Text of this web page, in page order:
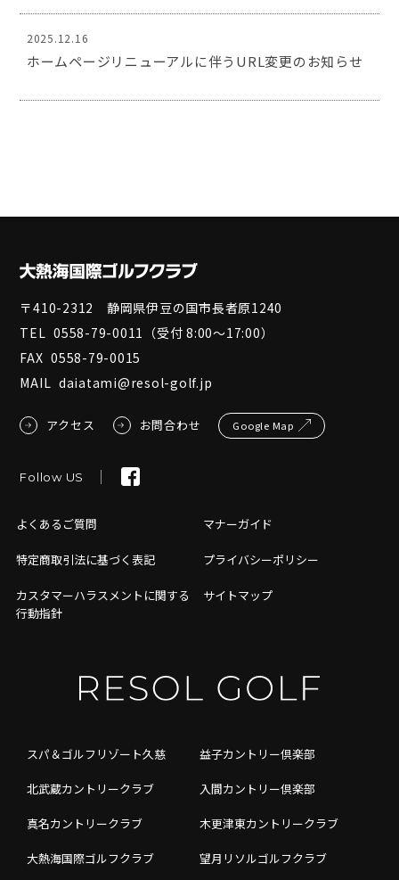
2025.12.16
ホームページリニューアルに伴うURL変更のお知らせ
〒410-2312 静岡県伊豆の国市長者原1240
TEL 0558-79-0011
（受付 8:00～17:00）
FAX 0558-79-0015
MAIL daiatami@resol-golf.jp
アクセス お問合わせ Google Map
Follow US
よくあるご質問 マナーガイド
特定商取引法に基づく表記 プライバシーポリシー
カスタマーハラスメントに関する
行動指針
サイトマップ
スパ＆ゴルフリゾート久慈 益子カントリー倶楽部
北武蔵カントリークラブ 入間カントリー倶楽部
真名カントリークラブ 木更津東カントリークラブ
大熱海国際ゴルフクラブ 望月リソルゴルフクラブ